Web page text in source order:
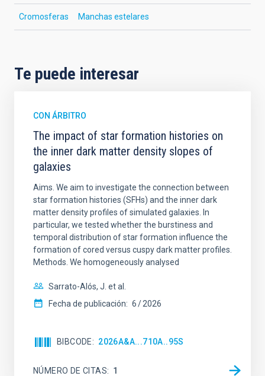
Cromosferas Manchas estelares
Te puede interesar
CON ÁRBITRO
The impact of star formation histories on
the inner dark matter density slopes of
galaxies
Aims. We aim to investigate the connection between
star formation histories (SFHs) and the inner dark
matter density profiles of simulated galaxies. In
particular, we tested whether the burstiness and
temporal distribution of star formation influence the
formation of cored versus cuspy dark matter profiles.
Methods. We homogeneously analysed
Sarrato-Alós, J. et al.
Fecha de publicación: 6 2026
BIBCODE 2026A&A...710A..95S
NÚMERO DE CITAS 1